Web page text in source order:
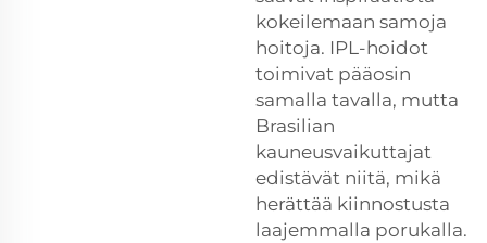
kokeilemaan samoja
hoitoja. IPL-hoidot
toimivat pääosin
samalla tavalla, mutta
Brasilian
kauneusvaikuttajat
edistävät niitä, mikä
herättää kiinnostusta
laajemmalla porukalla.